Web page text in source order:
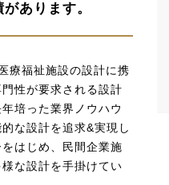
あります。
療福祉施設の設計に携
性が要求される設計
培った業界ノウハウ
な設計を追求&実現し
はじめ、民間企業施
な設計を手掛けてい